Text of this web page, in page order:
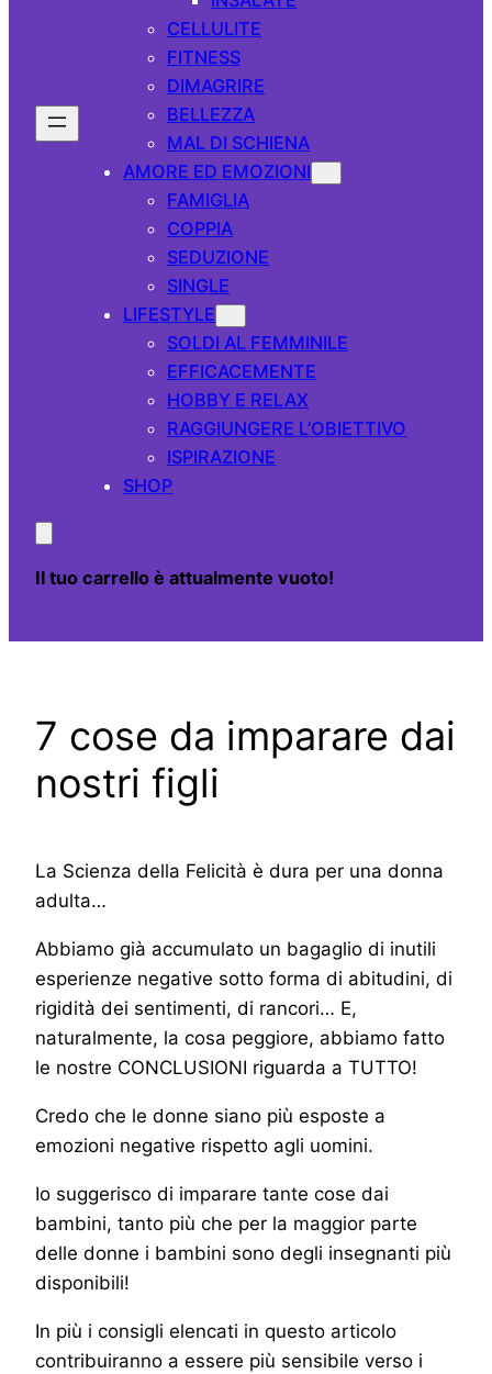
CELLULITE
FITNESS
DIMAGRIRE
BELLEZZA
MAL DI SCHIENA
AMORE ED EMOZIONI
FAMIGLIA
COPPIA
SEDUZIONE
SINGLE
LIFESTYLE
SOLDI AL FEMMINILE
EFFICACEMENTE
HOBBY E RELAX
RAGGIUNGERE L’OBIETTIVO
ISPIRAZIONE
SHOP
Il tuo carrello è attualmente vuoto!
7 cose da imparare dai
nostri figli
La Scienza della Felicità è dura per una donna
adulta…
Abbiamo già accumulato un bagaglio di inutili
esperienze negative sotto forma di abitudini, di
rigidità dei sentimenti, di rancori… E,
naturalmente, la cosa peggiore, abbiamo fatto
le nostre CONCLUSIONI riguarda a TUTTO!
Credo che le donne siano più esposte a
emozioni negative rispetto agli uomini.
Io suggerisco di imparare tante cose dai
bambini, tanto più che per la maggior parte
delle donne i bambini sono degli insegnanti più
disponibili!
In più i consigli elencati in questo articolo
contribuiranno a essere più sensibile verso i